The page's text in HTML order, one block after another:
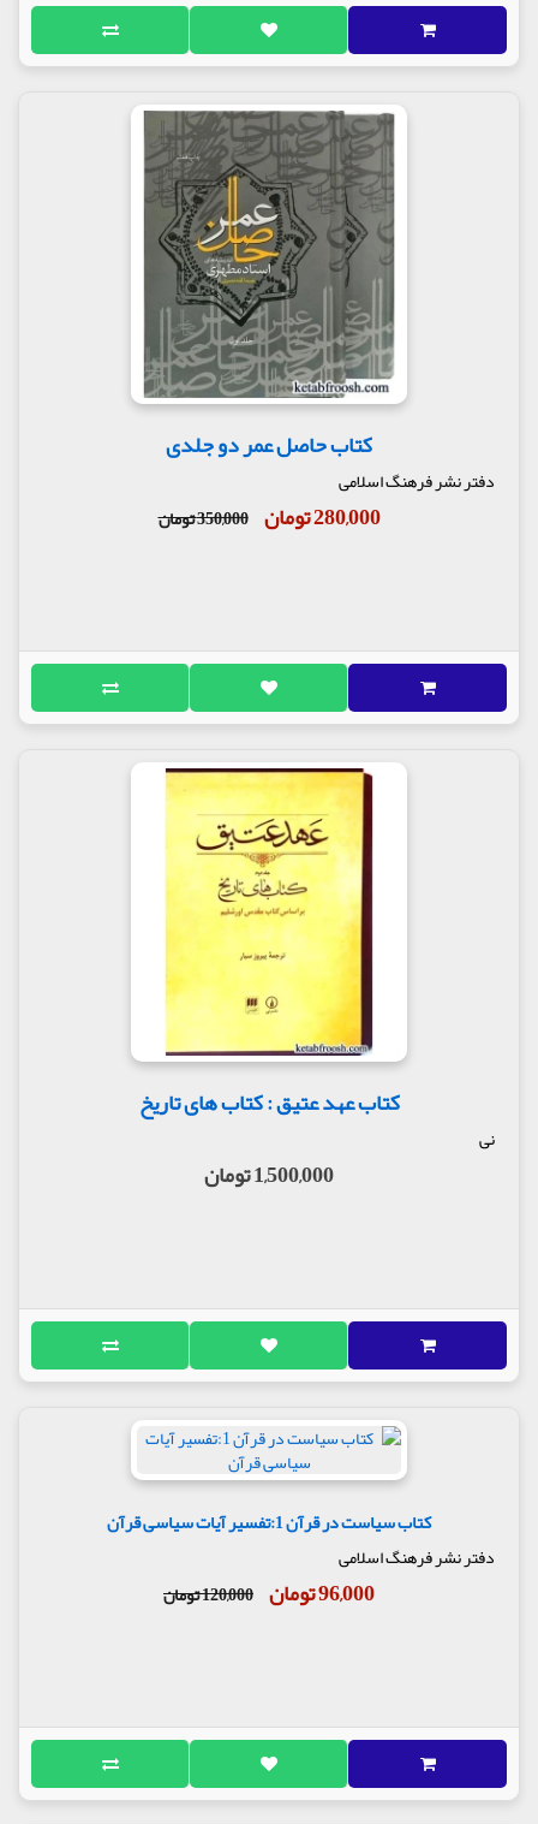
کتاب حاصل عمر دو جلدی
دفتر نشر فرهنگ اسلامی
280,000 تومان 350,000 تومان
کتاب عهد عتیق : کتاب های تاریخ
نی
1,500,000 تومان
کتاب سیاست در قرآن 1:تفسیر آیات سیاسی قرآن
دفتر نشر فرهنگ اسلامی
96,000 تومان 120,000 تومان